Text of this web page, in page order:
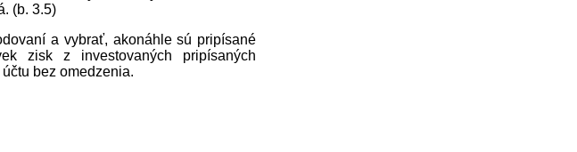
(b. 3.5)
a vybrať, akonáhle sú pripísané
zisk z investovaných pripísaných
bez omedzenia.